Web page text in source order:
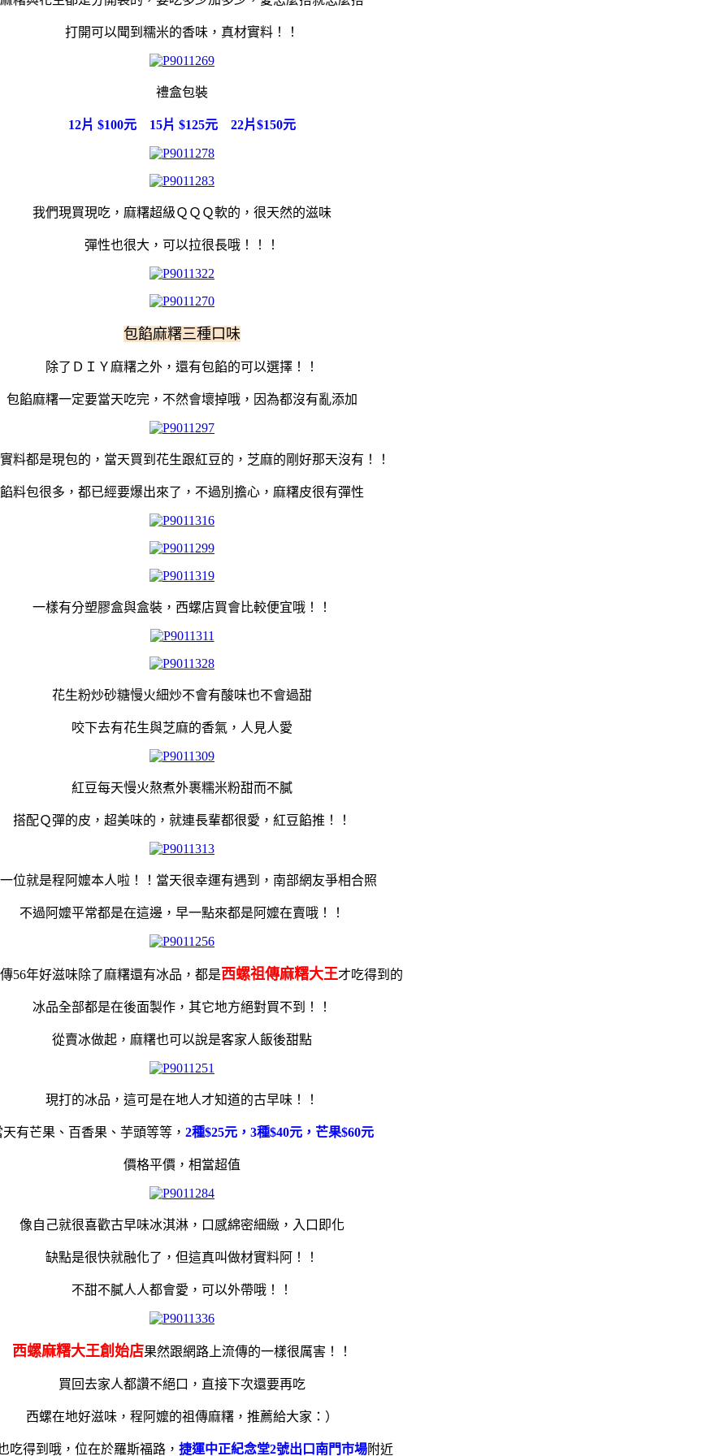
打開可以聞到糯米的香味，真材實料！！
禮盒包裝
12片 $100元 15片 $125元 22片$150元
我們現買現吃，麻糬超級ＱＱＱ軟的，很天然的滋味
彈性也很大，可以拉很長哦！！！
包餡麻糬三種口味
除了ＤＩＹ麻糬之外，還有包餡的可以選擇！！
包餡麻糬一定要當天吃完，不然會壞掉哦，因為都沒有亂添加
料都是現包的，當天買到花生跟紅豆的，芝麻的剛好那天沒有！！
餡料包很多，都已經要爆出來了，不過別擔心，麻糬皮很有彈性
一樣有分塑膠盒與盒裝，西螺店買會比較便宜哦！！
花生粉炒砂糖慢火細炒不會有酸味也不會過甜
咬下去有花生與芝麻的香氣，人見人愛
紅豆每天慢火熬煮外裹糯米粉甜而不膩
搭配Ｑ彈的皮，超美味的，就連長輩都很愛，紅豆餡推！！
位就是程阿嬤本人啦！！當天很幸運有遇到，南部網友爭相合照
不過阿嬤平常都是在這邊，早一點來都是阿嬤在賣哦！！
56年好滋味除了麻糬還有冰品，都是西螺祖傳麻糬大王才吃得到的
冰品全部都是在後面製作，其它地方絕對買不到！！
從賣冰做起，麻糬也可以說是客家人飯後甜點
現打的冰品，這可是在地人才知道的古早味！！
天有芒果、百香果、芋頭等等， 2種$25元，3種$40元，芒果$60元
價格平價，相當超值
像自己就很喜歡古早味冰淇淋，口感綿密細緻，入口即化
缺點是很快就融化了，但這真叫做材實料阿！！
不甜不膩人人都會愛，可以外帶哦！！
西螺麻糬大王創始店果然跟網路上流傳的一樣很厲害！！
買回去家人都讚不絕口，直接下次還要再吃
西螺在地好滋味，程阿嬤的祖傳麻糬，推薦給大家：）
吃得到哦，位在於羅斯福路， 捷運中正紀念堂2號出口南門市場附近